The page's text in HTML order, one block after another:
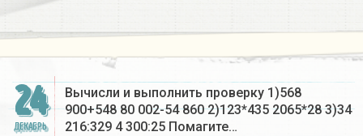
24
ДЕКАБРЬ
Вычисли и выполнить проверку 1)568
900+548 80 002-54 860 2)123*435 2065*28 3)34
216:329 4 300:25 Помагите…